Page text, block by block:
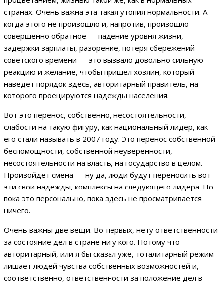
странах. Очень важна эта такая утопия нормальности. А
когда этого не произошло и, напротив, произошло
совершенно обратное — падение уровня жизни,
задержки зарплаты, разорение, потеря сбережений
советского времени — это вызвало довольно сильную
реакцию и желание, чтобы пришел хозяин, который
наведет порядок здесь, авторитарный правитель, на
которого проецируются надежды населения.
Вот это перенос, собственно, несостоятельности,
слабости на такую фигуру, как национальный лидер, как
его стали называть в 2007 году. Это перенос собственной
беспомощности, собственной неуверенности,
несостоятельности на власть, на государство в целом.
Произойдет смена — ну да, люди будут переносить вот
эти свои надежды, комплексы на следующего лидера. Но
пока это персонально, пока здесь не просматривается
ничего.
Очень важны две вещи. Во-первых, нету ответственности
за состояние дел в стране ни у кого. Потому что
авторитарный, или я бы сказал уже, тоталитарный режим
лишает людей чувства собственных возможностей и,
соответственно, ответственности за положение дел в